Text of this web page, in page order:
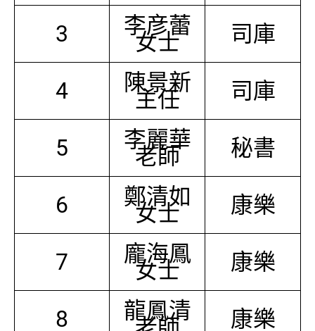
3 李彦蕾
女士 司庫
4 陳景新
主任 司庫
5 李麗華
老師 秘書
6 鄭清如
女士 康樂
7 龐海鳳
女士 康樂
8 龍鳳清 康樂